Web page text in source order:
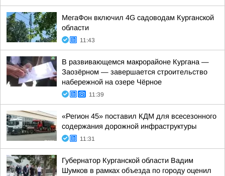
МегаФон включил 4G садоводам Курганской
области
11:43
В развивающемся макрорайоне Кургана —
Заозёрном — завершается строительство
набережной на озере Чёрное
11:39
«Регион 45» поставил КДМ для всесезонного
содержания дорожной инфраструктуры
11:31
Губернатор Курганской области Вадим
Шумков в рамках объезда по городу оценил